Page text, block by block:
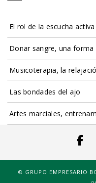
El rol de la escucha
Donar sangre, una
Musicoterapia, la
Las bondades del ajo
Artes marciales,
© GRUPO EMPRESARIO